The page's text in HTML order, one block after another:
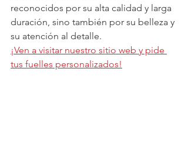
reconocidos por su alta calidad y larga
duración, sino también por su belleza y
su atención al detalle.
¡Ven a visitar nuestro sitio web y pide
tus fuelles personalizados!